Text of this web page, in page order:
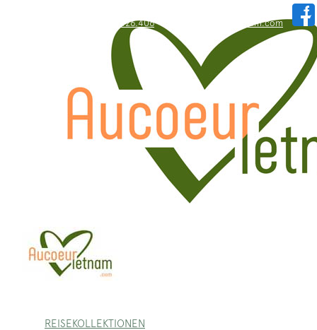
WhatsApp: +84.909.426.406 hallo@aucoeurvietnam.com
REISEKOLLEKTIONEN